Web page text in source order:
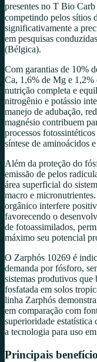
presentes no T Bio Carb
competindo pelos sítios
significativamente a
em pesquisas
(Bélgica).
Com garantias de 10%
Ca, 1,6% de Mg e 1,2%
nutrição completa e
nitrogênio e potássio
manejo de adubação,
magnésio contribuem
processos
síntese de aminoácidos
Além da proteção do
emissão de pelos
área superficial do
macro e
orgânico interfere
favorecendo o
de fotoassimilados,
máximo seu potencial
O Zarphós 10269 é
demanda por fósforo,
sistemas produtivos
fosfatada em solos
linha Zarphós
em comparação com
superioridade
a tecnologia para uso
Principais